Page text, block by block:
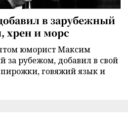
в зарубежный
хрен и морс
юморист Максим
рубежом, добавил в свой
говяжий язык и